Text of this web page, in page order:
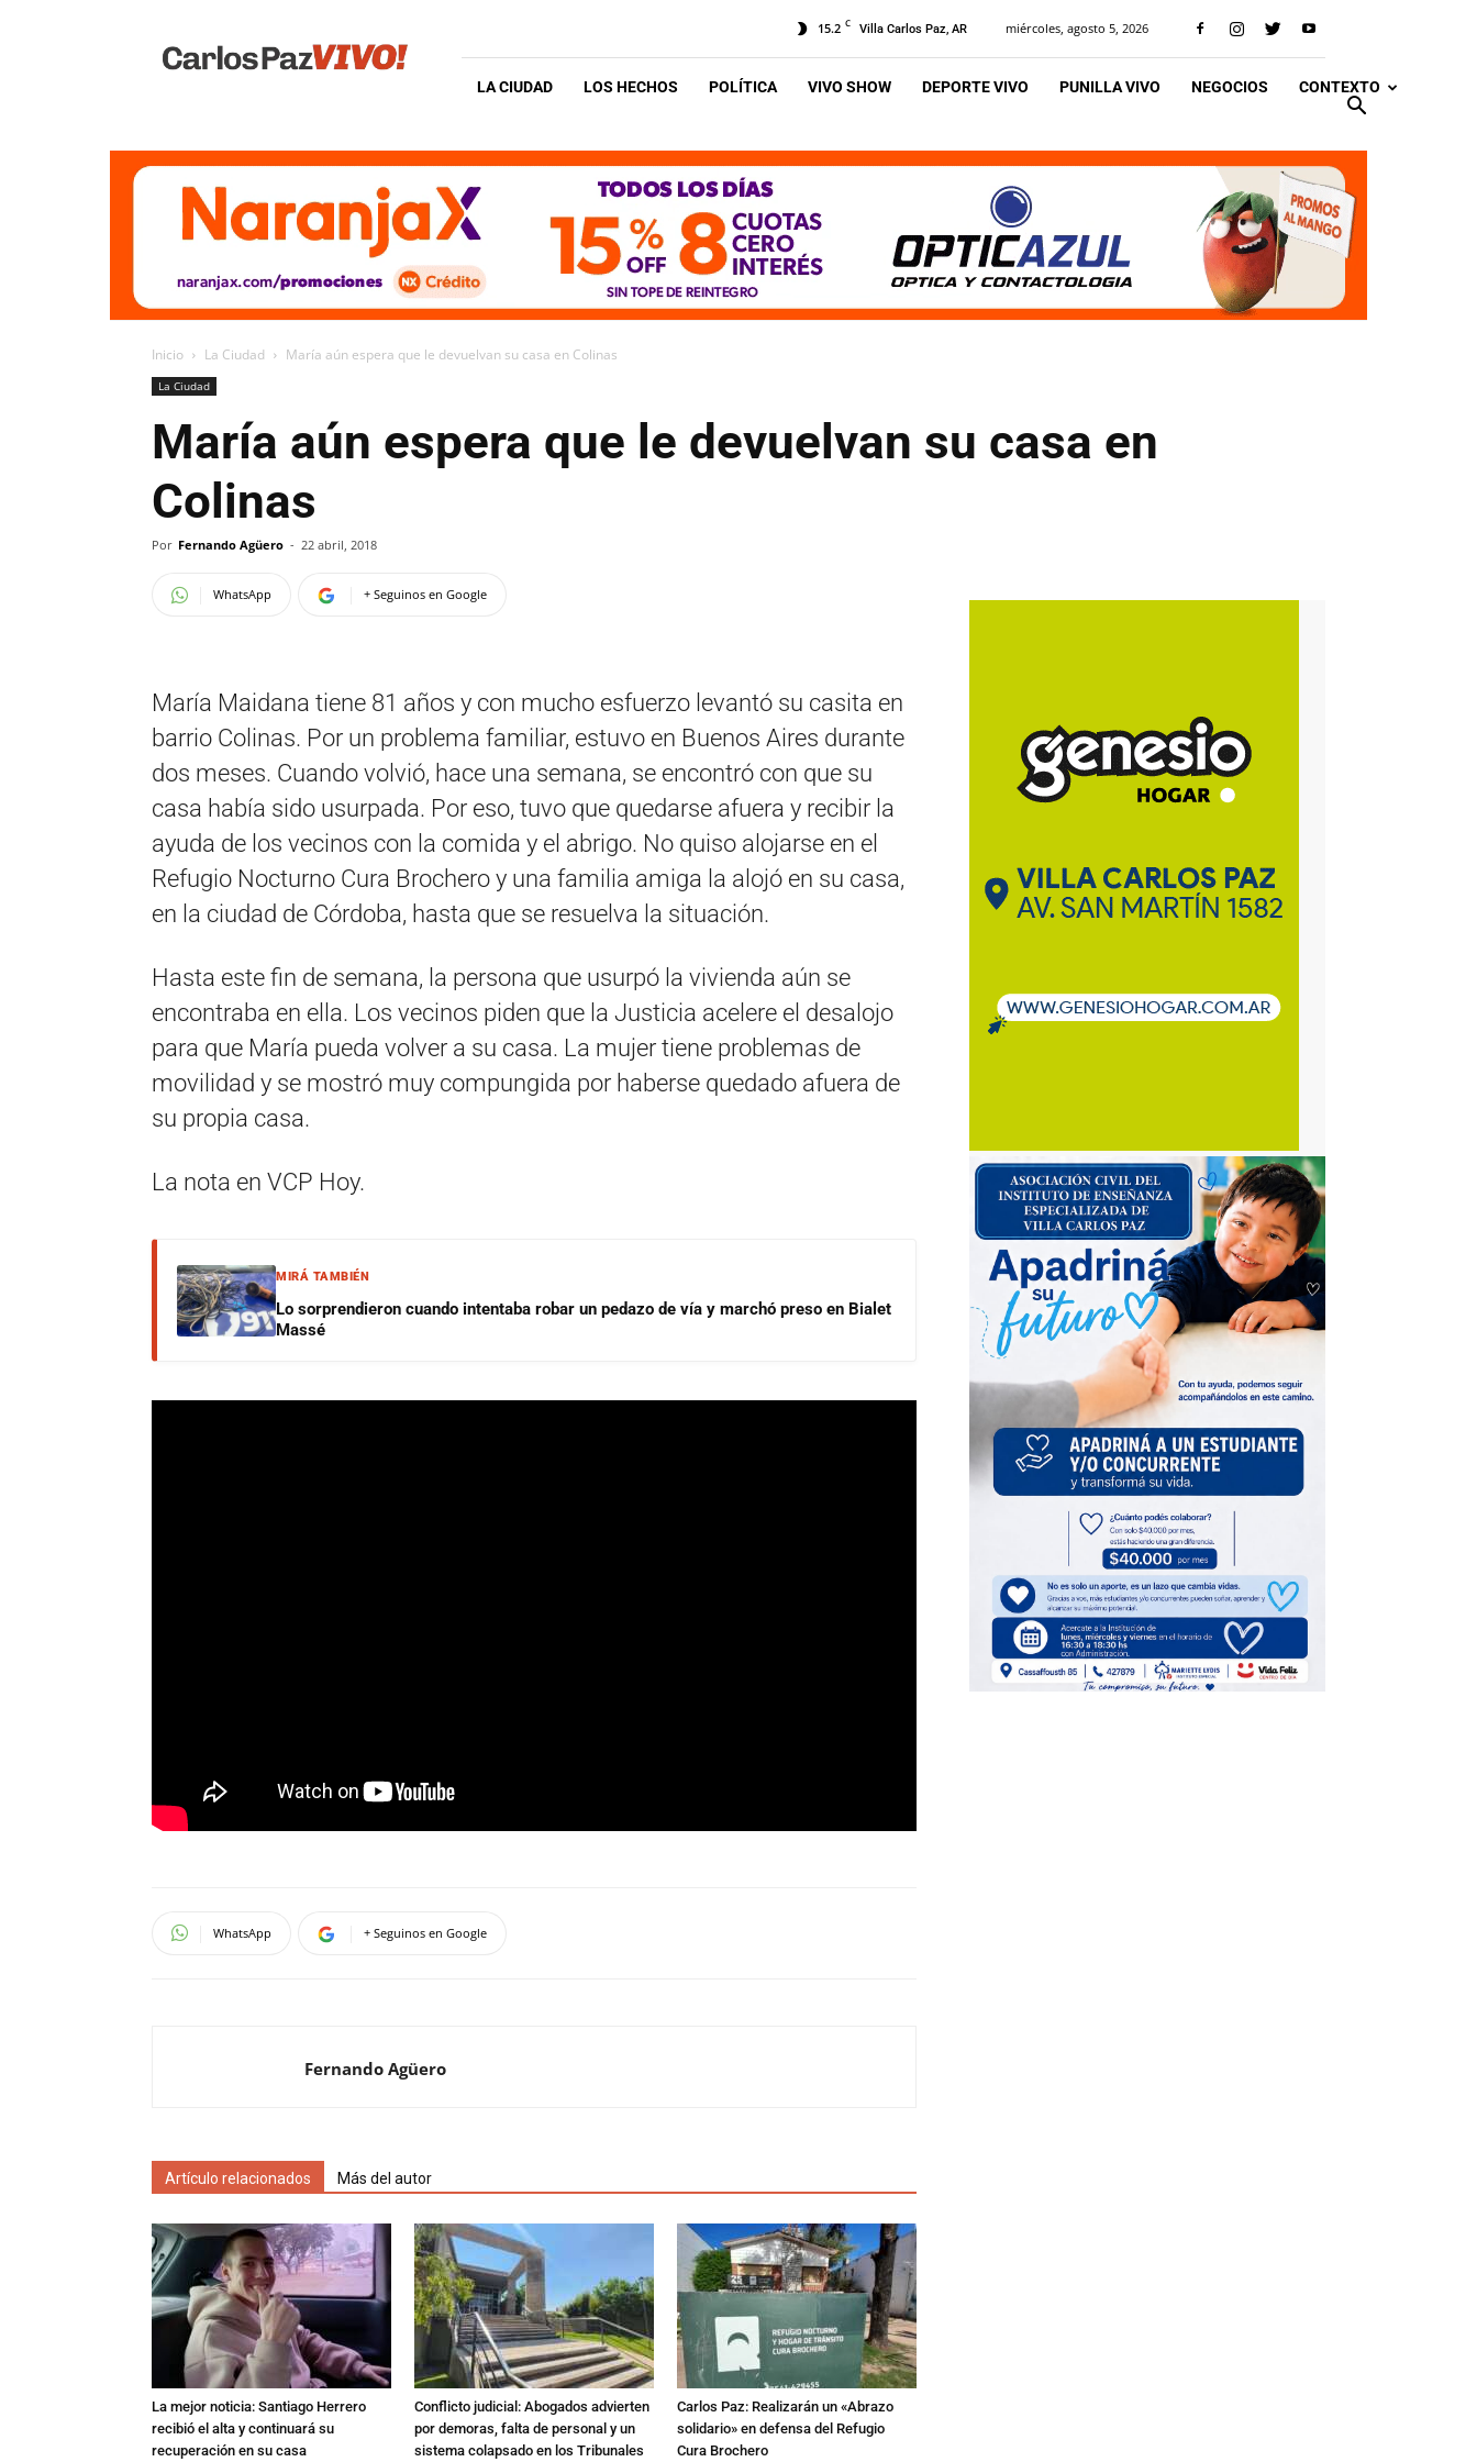
Vivo
15.2 C Villa Carlos Paz, AR miércoles, agosto 5, 2026
LA CIUDAD LOS HECHOS POLÍTICA VIVO SHOW DEPORTE VIVO PUNILLA VIVO NEGOCIOS CONTEXTO
Inicio La Ciudad María aún espera que le devuelvan su casa en Colinas
La Ciudad
María aún espera que le devuelvan su casa en
Colinas
Por Fernando Agüero - 22 abril, 2018
WhatsApp + Seguinos en Google
María Maidana tiene 81 años y con mucho esfuerzo levantó su casita en
barrio Colinas. Por un problema familiar, estuvo en Buenos Aires durante
dos meses. Cuando volvió, hace una semana, se encontró con que su
casa había sido usurpada. Por eso, tuvo que quedarse afuera y recibir la
ayuda de los vecinos con la comida y el abrigo. No quiso alojarse en el
Refugio Nocturno Cura Brochero y una familia amiga la alojó en su casa,
en la ciudad de Córdoba, hasta que se resuelva la situación.
Hasta este fin de semana, la persona que usurpó la vivienda aún se
encontraba en ella. Los vecinos piden que la Justicia acelere el desalojo
para que María pueda volver a su casa. La mujer tiene problemas de
movilidad y se mostró muy compungida por haberse quedado afuera de
su propia casa.
La nota en VCP Hoy.
MIRÁ TAMBIÉN
Lo sorprendieron cuando intentaba robar un pedazo de vía y marchó preso en Bialet
Massé
WhatsApp + Seguinos en Google
Fernando Agüero
Artículo relacionados Más del autor
La mejor noticia: Santiago Herrero
recibió el alta y continuará su
recuperación en su casa
Conflicto judicial: Abogados advierten
por demoras, falta de personal y un
sistema colapsado en los Tribunales
Carlos Paz: Realizarán un «Abrazo
solidario» en defensa del Refugio
Cura Brochero